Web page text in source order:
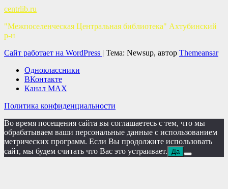
centrlib.ru
"Межпоселенческая Центральная библиотека" Ахтубинский
р-н
Сайт работает на WordPress | Тема: Newsup, автор Themeansar
Одноклассники
ВКонтакте
Канал MAX
Политика конфиденциальности
Во время посещения сайта вы соглашаетесь с тем, что мы
обрабатываем ваши персональные данные с использованием
метрических программ. Если Вы продолжите использовать
сайт, мы будем считать что Вас это устраивает.
Да